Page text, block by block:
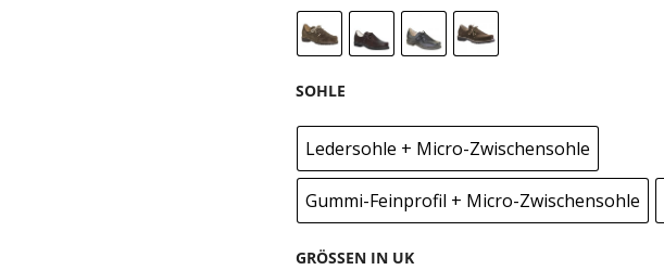
SOHLE
Ledersohle + Micro-Zwischensohle
Gummi-Feinprofil + Micro-Zwischensohle
GRÖSSEN IN UK